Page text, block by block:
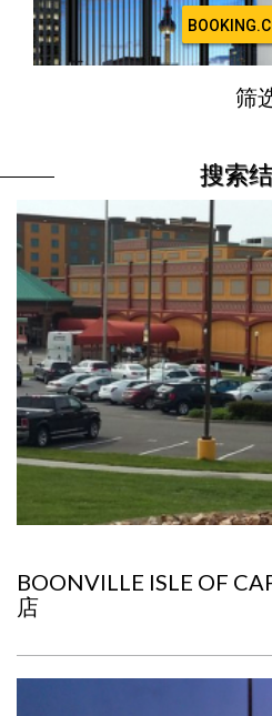
筛
搜索
BOONVILLE ISLE OF
店